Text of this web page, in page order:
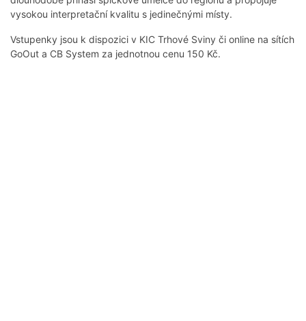
vysokou interpretační kvalitu s jedinečnými místy.
Vstupenky jsou k dispozici v KIC Trhové Sviny či online na sítích
GoOut a CB System za jednotnou cenu 150 Kč.